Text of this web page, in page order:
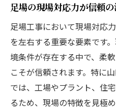
足場の現場対応力が信頼
足場工事において現場対応
を左右する重要な要素です
境条件が存在する中で、柔
こそが信頼されます。特に
では、工場やプラント、住
るため、現場の特徴を見極